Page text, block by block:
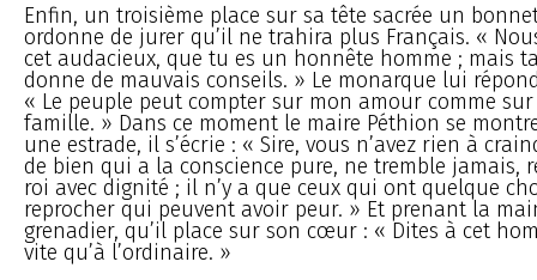
Enfin, un troisième place sur sa tête sacrée un
ordonne de jurer qu’il ne trahira plus Français. «
cet audacieux, que tu es un honnête homme ; mais
donne de mauvais conseils. » Le monarque lui
« Le peuple peut compter sur mon amour comme
famille. » Dans ce moment le maire Péthion se
une estrade, il s’écrie : « Sire, vous n’avez rien à
de bien qui a la conscience pure, ne tremble jamais,
roi avec dignité ; il n’y a que ceux qui ont quelque
reprocher qui peuvent avoir peur. » Et prenant la
grenadier, qu’il place sur son cœur : « Dites à cet
vite qu’à l’ordinaire. »